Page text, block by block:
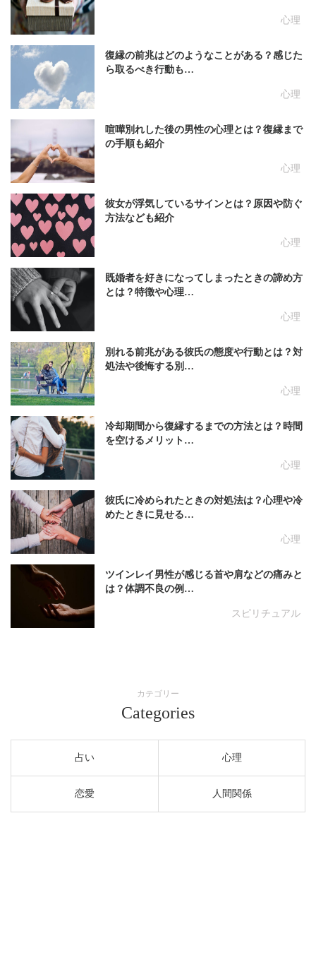
心理
心理
復縁の前兆はどのようなことがある？感じた
ら取るべき行動も…
心理
喧嘩別れした後の男性の心理とは？復縁まで
の手順も紹介
心理
彼女が浮気しているサインとは？原因や防ぐ
方法なども紹介
心理
既婚者を好きになってしまったときの諦め方
とは？特徴や心理…
心理
別れる前兆がある彼氏の態度や行動とは？対
処法や後悔する別…
心理
冷却期間から復縁するまでの方法とは？時間
を空けるメリット…
心理
彼氏に冷められたときの対処法は？心理や冷
めたときに見せる…
スピリチュアル
ツインレイ男性が感じる首や肩などの痛みと
は？体調不良の例…
カテゴリー
Categories
占い 心理
恋愛 人間関係